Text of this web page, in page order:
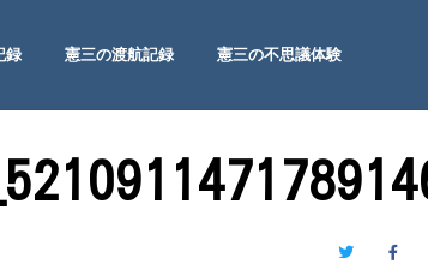
録 憲三の渡航記録
憲三の不思議体験
Twitter